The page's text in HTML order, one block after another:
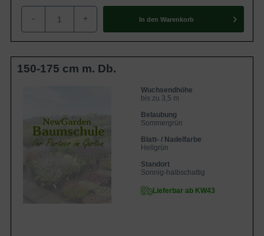
- + In den Warenkorb
150-175 cm m. Db.
Wuchsendhöhe
bis zu 3,5 m
Belaubung
Sommergrün
Blatt- / Nadelfarbe
Hellgrün
Standort
Sonnig-halbschattig
Lieferbar ab KW43